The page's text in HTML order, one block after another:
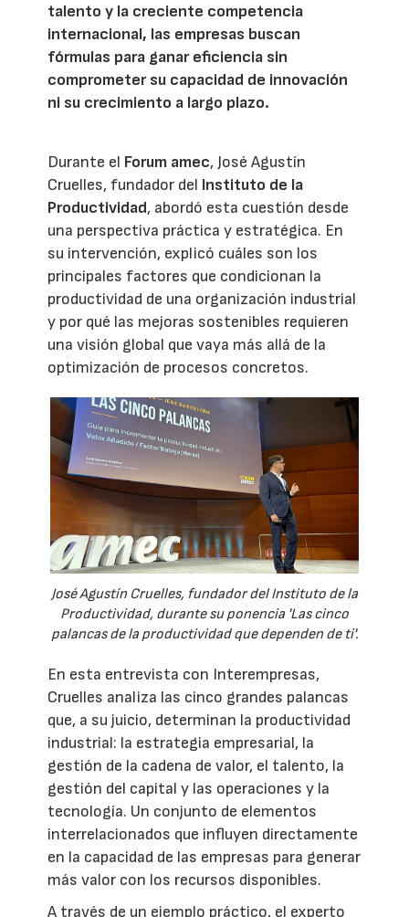
talento y la creciente competencia
internacional, las empresas buscan
fórmulas para ganar eficiencia sin
comprometer su capacidad de innovación
ni su crecimiento a largo plazo.
Durante el Forum amec, José Agustín
Cruelles, fundador del Instituto de la
Productividad, abordó esta cuestión desde
una perspectiva práctica y estratégica. En
su intervención, explicó cuáles son los
principales factores que condicionan la
productividad de una organización industrial
y por qué las mejoras sostenibles requieren
una visión global que vaya más allá de la
optimización de procesos concretos.
José Agustín Cruelles, fundador del Instituto de la
Productividad, durante su ponencia 'Las cinco
palancas de la productividad que dependen de ti'.
En esta entrevista con Interempresas,
Cruelles analiza las cinco grandes palancas
que, a su juicio, determinan la productividad
industrial: la estrategia empresarial, la
gestión de la cadena de valor, el talento, la
gestión del capital y las operaciones y la
tecnología. Un conjunto de elementos
interrelacionados que influyen directamente
en la capacidad de las empresas para generar
más valor con los recursos disponibles.
A través de un ejemplo práctico, el experto